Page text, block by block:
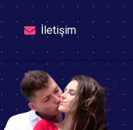
İletişim